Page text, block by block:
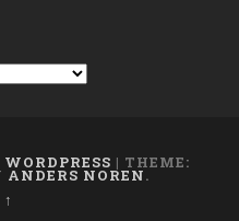
| THEME:
ANDERS NOREN.